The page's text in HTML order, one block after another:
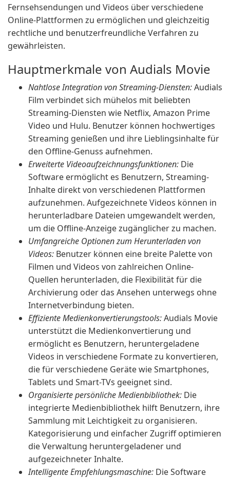
Fernsehsendungen und Videos über verschiedene
Online-Plattformen zu ermöglichen und gleichzeitig
rechtliche und benutzerfreundliche Verfahren zu
gewährleisten.
Hauptmerkmale von Audials Movie
Nahtlose Integration von Streaming-Diensten:Audials
Film verbindet sich mühelos mit beliebten
Streaming-Diensten wie Netflix, Amazon Prime
Video und Hulu. Benutzer können hochwertiges
Streaming genießen und ihre Lieblingsinhalte für
den Offline-Genuss aufnehmen.
Erweiterte Videoaufzeichnungsfunktionen: Die
Software ermöglicht es Benutzern, Streaming-
Inhalte direkt von verschiedenen Plattformen
aufzunehmen. Aufgezeichnete Videos können in
herunterladbare Dateien umgewandelt werden,
um die Offline-Anzeige zugänglicher zu machen.
Umfangreiche Optionen zum Herunterladen von
Videos: Benutzer können eine breite Palette von
Filmen und Videos von zahlreichen Online-
Quellen herunterladen, die Flexibilität für die
Archivierung oder das Ansehen unterwegs ohne
Internetverbindung bieten.
Effiziente Medienkonvertierungstools:Audials Movie
unterstützt die Medienkonvertierung und
ermöglicht es Benutzern, heruntergeladene
Videos in verschiedene Formate zu konvertieren,
die für verschiedene Geräte wie Smartphones,
Tablets und Smart-TVs geeignet sind.
Organisierte persönliche Medienbibliothek: Die
integrierte Medienbibliothek hilft Benutzern, ihre
Sammlung mit Leichtigkeit zu organisieren.
Kategorisierung und einfacher Zugriff optimieren
die Verwaltung heruntergeladener und
aufgezeichneter Inhalte.
Intelligente Empfehlungsmaschine: Die Software